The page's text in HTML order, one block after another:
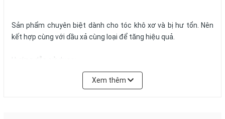
Sản phẩm chuyên biệt dành cho tóc khô xơ và bị hư tổn. Nên
kết hợp cùng với dầu xả cùng loại để tăng hiệu quả.
Hướng dẫn sử dụng:
Làm ướt tóc sau đó lấy 1 lượng vừa đủ sản phẩm thoa lên tóc,
massage tóc và da đầu trong khoảng 3-5p và gội sạch lại với
Xem thêm